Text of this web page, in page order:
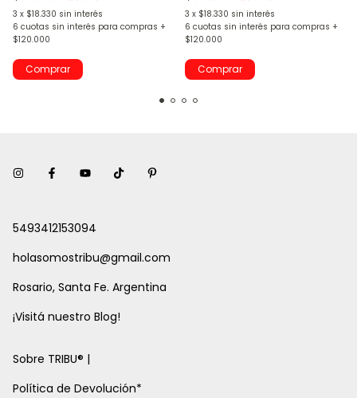
3 x $18.330 sin interés
Comprar
3 x $18.330 sin interés
Comprar
5493412153094
holasomostribu@gmail.com
Rosario, Santa Fe. Argentina
¡Visitá nuestro Blog!
Sobre TRIBU® |
Política de Devolución*